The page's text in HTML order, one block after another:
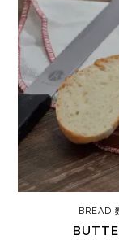
BREAD